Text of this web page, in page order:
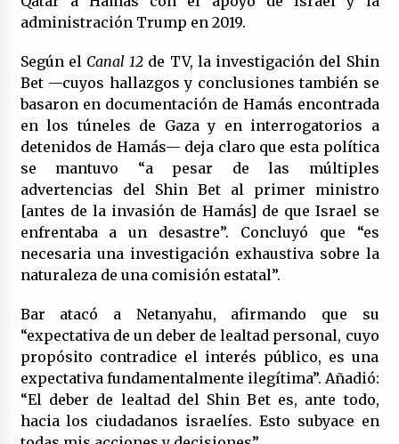
administración Trump en 2019.
Según el Canal 12 de TV, la investigación del Shin
Bet —cuyos hallazgos y conclusiones también se
basaron en documentación de Hamás encontrada
en los túneles de Gaza y en interrogatorios a
detenidos de Hamás— deja claro que esta política
se mantuvo “a pesar de las múltiples
advertencias del Shin Bet al primer ministro
[antes de la invasión de Hamás] de que Israel se
enfrentaba a un desastre”. Concluyó que “es
necesaria una investigación exhaustiva sobre la
naturaleza de una comisión estatal”.
Bar atacó a Netanyahu, afirmando que su
“expectativa de un deber de lealtad personal, cuyo
propósito contradice el interés público, es una
expectativa fundamentalmente ilegítima”. Añadió:
“El deber de lealtad del Shin Bet es, ante todo,
hacia los ciudadanos israelíes. Esto subyace en